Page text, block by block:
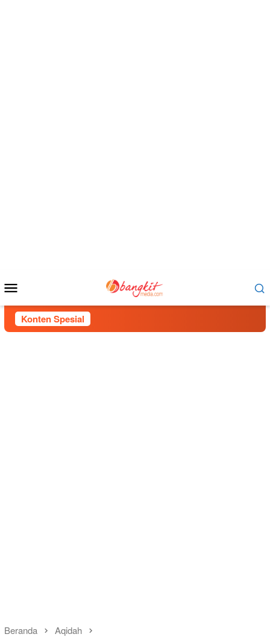
Mobile
Konten Spesial
Beranda Aqidah